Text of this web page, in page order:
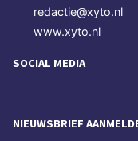
redactie@xyto.nl
www.xyto.nl
SOCIAL MEDIA
NIEUWSBRIEF